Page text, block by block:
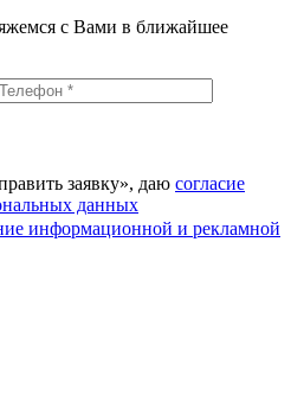
с Вами в ближайшее
заявку», даю согласие
данных
информационной и рекламной